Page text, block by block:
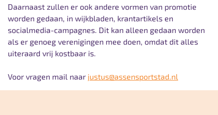
Daarnaast zullen er ook andere vormen van promotie
worden gedaan, in wijkbladen, krantartikels en
socialmedia-campagnes. Dit kan alleen gedaan worden
als er genoeg verenigingen mee doen, omdat dit alles
uiteraard vrij kostbaar is.
Voor vragen mail naar justus@assensportstad.nl